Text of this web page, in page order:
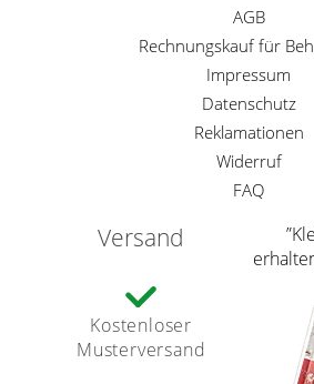
AGB
Rechnungskauf für
Impressum
Datenschutz
Reklamationen
Widerruf
FAQ
Versand
Kostenloser
Musterversand